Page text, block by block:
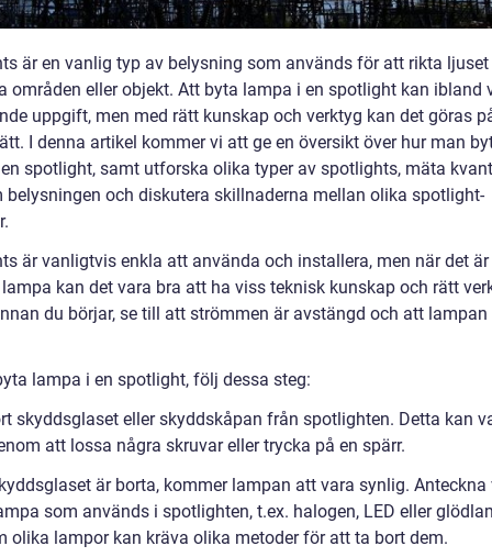
är en vanlig typ av belysning som används för att rikta
områden eller objekt. Att byta lampa i en spotlight kan ibland
uppgift, men med rätt kunskap och verktyg kan det göras
I denna artikel kommer vi att ge en översikt över hur man
spotlight, samt utforska olika typer av spotlights, mäta
belysningen och diskutera skillnaderna mellan olika spotlight-
är vanligtvis enkla att använda och installera, men när det
kan det vara bra att ha viss teknisk kunskap och rätt
du börjar, se till att strömmen är avstängd och att lampan
lampa i en spotlight, följ dessa steg:
skyddsglaset eller skyddskåpan från spotlighten. Detta kan
att lossa några skruvar eller trycka på en spärr.
är borta, kommer lampan att vara synlig. Anteckna
som används i spotlighten, t.ex. halogen, LED eller
olika lampor kan kräva olika metoder för att ta bort dem.